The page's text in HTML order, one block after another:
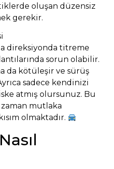
oluşan düzensiz
gerekir.
direksiyonda titreme
sorun olabilir.
da kötüleşir ve sürüş
sadece kendinizi
atmış olursunuz. Bu
zaman mutlaka
olmaktadır.